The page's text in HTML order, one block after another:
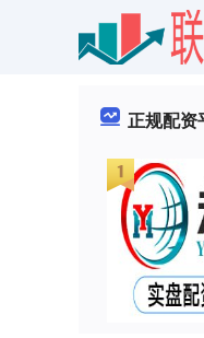
正规配资